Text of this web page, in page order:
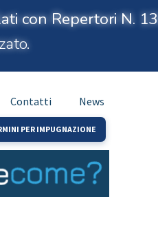
con Repertori N.
Contatti News
PER IMPUGNAZIONE